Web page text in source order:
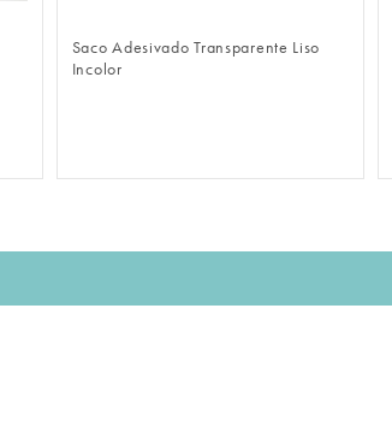
Saco Adesivado Transparente Liso
Incolor